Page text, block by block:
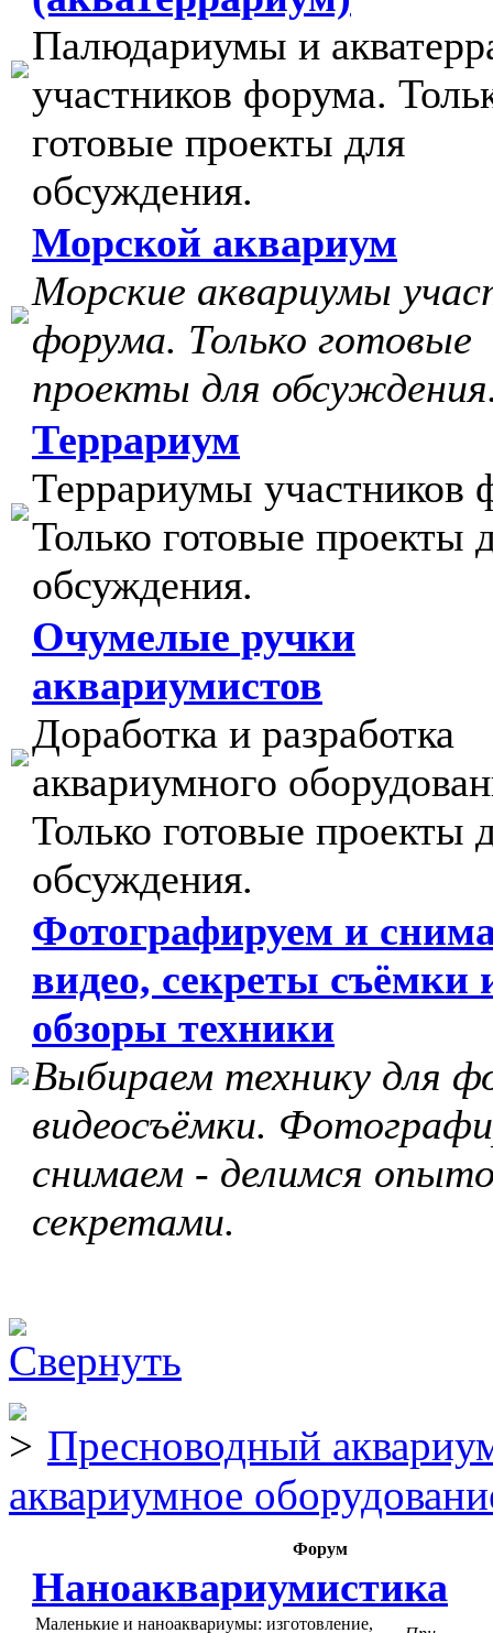
Палюдариумы и
участников форума.
готовые проекты для
обсуждения.
Морской аквариум
Морские аквариумы
форума. Только готовые
проекты для
Террариум
Террариумы участников
Только готовые проекты
обсуждения.
Очумелые ручки
аквариумистов
Доработка и разработка
аквариумного
Только готовые проекты
обсуждения.
Фотографируем и
видео, секреты съёмки
обзоры техники
Выбираем технику для
видеосъёмки.
снимаем - делимся
секретами.
Пресноводный
аквариумное
Форум
Наноаквариумистика
Маленькие и наноаквариумы: изготовление,